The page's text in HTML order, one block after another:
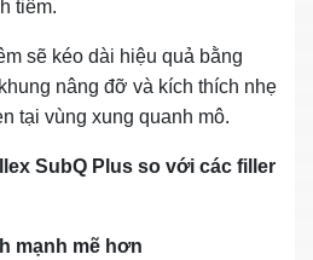
tiêm.
sẽ kéo dài hiệu quả bằng
nâng đỡ và kích thích nhẹ
tại vùng xung quanh mô.
SubQ Plus so với các filler
mạnh mẽ hơn